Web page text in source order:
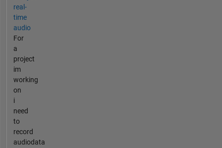
real-
time
audio
For
a
project
im
working
on
i
need
to
record
audiodata